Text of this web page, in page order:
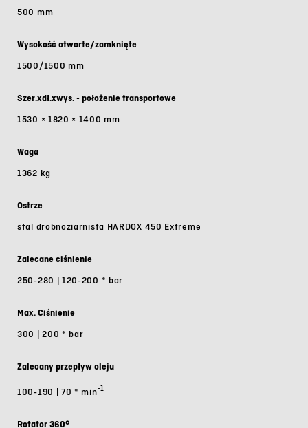
500 mm
Wysokość otwarte/zamknięte
1500/1500 mm
Szer.xdł.xwys. - położenie transportowe
1530 × 1820 × 1400 mm
Waga
1362 kg
Ostrze
stal drobnoziarnista HARDOX 450 Extreme
Zalecane ciśnienie
250-280 | 120-200 * bar
Max. Ciśnienie
300 | 200 * bar
Zalecany przepływ oleju
100-190 | 70 * min-1
Rotator 360°